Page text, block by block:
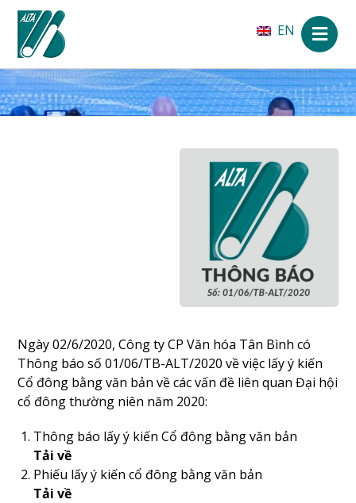
EN
Ngày 02/6/2020, Công ty CP Văn hóa Tân Bình có
Thông báo số 01/06/TB-ALT/2020 về việc lấy ý kiến
Cổ đông bằng văn bản về các vấn đề liên quan Đại hội
cổ đông thường niên năm 2020:
Thông báo lấy ý kiến Cổ đông bằng văn bản
Tải về
Phiếu lấy ý kiến cổ đông bằng văn bản
Tải về